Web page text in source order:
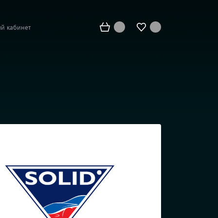
кабинет